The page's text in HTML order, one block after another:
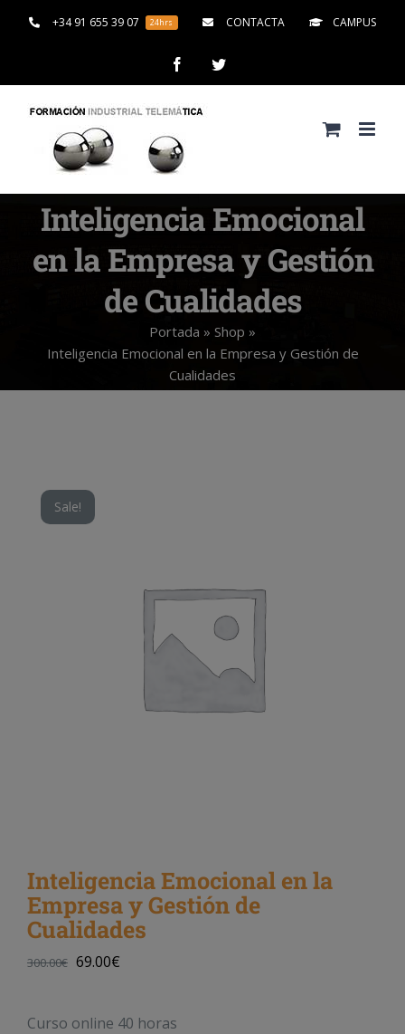
+34 91 655 39 07 24hrs CONTACTA CAMPUS
FacebookTwitter
Inteligencia Emocional
en la Empresa y Gestión
de Cualidades
Portada » Shop »
Inteligencia Emocional en la Empresa y Gestión de
Cualidades
Sale!
Inteligencia Emocional en la
Empresa y Gestión de
Cualidades
300.00€ 69.00€
Curso online 40 horas